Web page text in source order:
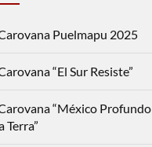
Puelmapu 2025
“El Sur Resiste”
“México
Terra”